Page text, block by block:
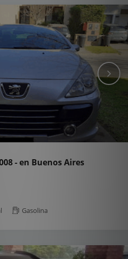
- en Buenos Aires
Gasolina